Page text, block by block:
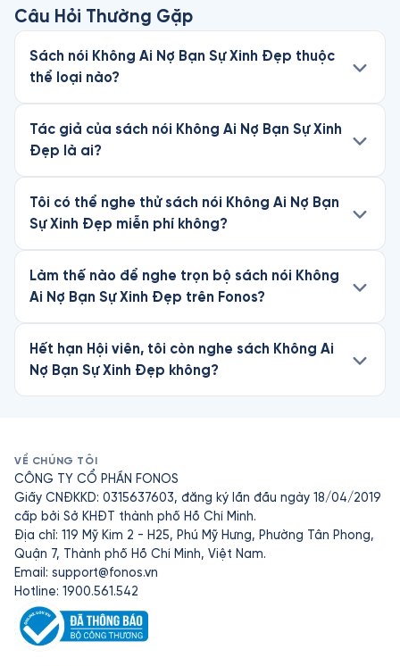
Câu Hỏi Thường Gặp
Sách nói Không Ai Nợ Bạn Sự Xinh Đẹp thuộc
thể loại nào?
Tác giả của sách nói Không Ai Nợ Bạn Sự Xinh
Đẹp là ai?
Tôi có thể nghe thử sách nói Không Ai Nợ Bạn
Sự Xinh Đẹp miễn phí không?
Làm thế nào để nghe trọn bộ sách nói Không
Ai Nợ Bạn Sự Xinh Đẹp trên Fonos?
Hết hạn Hội viên, tôi còn nghe sách Không Ai
Nợ Bạn Sự Xinh Đẹp không?
VỀ CHÚNG TÔI
CÔNG TY CỔ PHẦN FONOS
Giấy CNĐKKD: 0315637603, đăng ký lần đầu ngày 18/04/2019
cấp bởi Sở KHĐT thành phố Hồ Chí Minh.
Địa chỉ: 119 Mỹ Kim 2 - H25, Phú Mỹ Hưng, Phường Tân Phong,
Quận 7, Thành phố Hồ Chí Minh, Việt Nam.
Email: support@fonos.vn
Hotline: 1900.561.542